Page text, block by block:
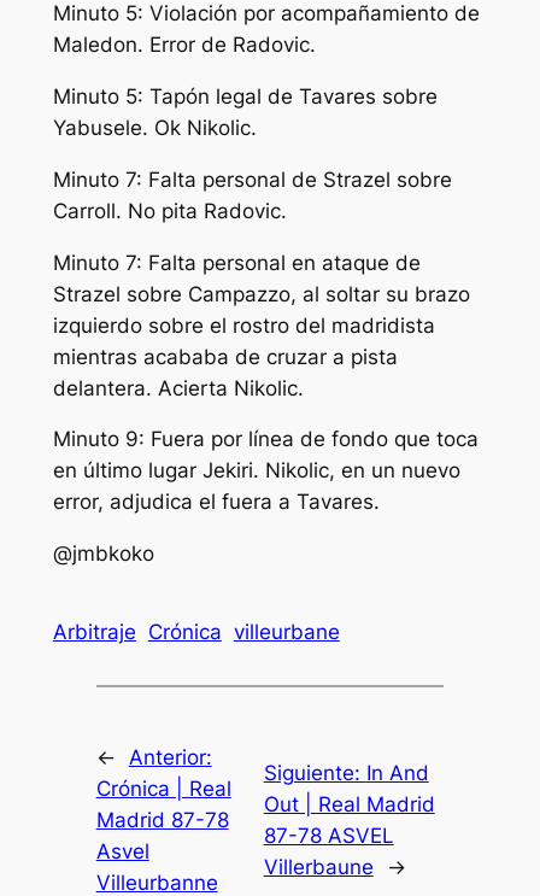
Minuto 5: Violación por acompañamiento de
Maledon. Error de Radovic.
Minuto 5: Tapón legal de Tavares sobre
Yabusele. Ok Nikolic.
Minuto 7: Falta personal de Strazel sobre
Carroll. No pita Radovic.
Minuto 7: Falta personal en ataque de
Strazel sobre Campazzo, al soltar su brazo
izquierdo sobre el rostro del madridista
mientras acababa de cruzar a pista
delantera. Acierta Nikolic.
Minuto 9: Fuera por línea de fondo que toca
en último lugar Jekiri. Nikolic, en un nuevo
error, adjudica el fuera a Tavares.
@jmbkoko
Arbitraje Crónica villeurbane
←
Anterior:
Crónica | Real
Madrid 87-78
Asvel
Villeurbanne
Siguiente: In And
Out | Real Madrid
87-78 ASVEL
Villerbaune
→